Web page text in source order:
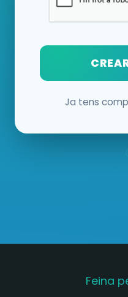
Ja tens
Feina